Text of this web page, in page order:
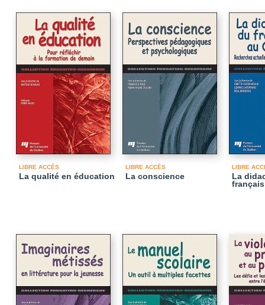
LIBRE ACCÈS
La qualité en éducation
LIBRE ACCÈS
La conscience
LIBRE
La